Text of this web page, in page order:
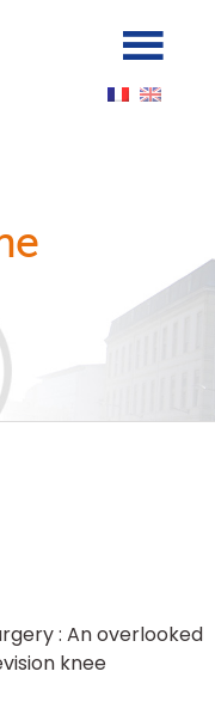
: An overlooked
knee